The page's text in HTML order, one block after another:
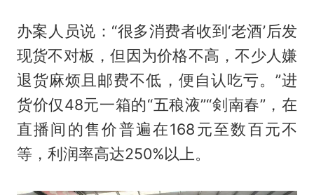
办案人员说：“很多消费者收到‘老酒’后发
现货不对板，但因为价格不高，不少人嫌
退货麻烦且邮费不低，便自认吃亏。”进
货价仅48元一箱的“五稂液”“剣南春”，在
直播间的售价普遍在168元至数百元不
等，利润率高达250%以上。